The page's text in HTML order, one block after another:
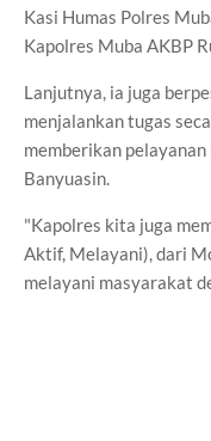
Kasi Humas Polres
Kapolres Muba AKBP
Lanjutnya, ia juga
menjalankan tugas
memberikan
Banyuasin.
"Kapolres kita juga
Aktif, Melayani), dari
melayani masyarakat